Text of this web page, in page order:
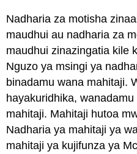
Nadharia za motisha
maudhui au nadharia za
maudhui zinazingatia kile
Nguzo ya msingi ya
binadamu wana mahitaji.
hayakuridhika,
mahitaji. Mahitaji hutoa
Nadharia ya mahitaji ya
mahitaji ya kujifunza ya